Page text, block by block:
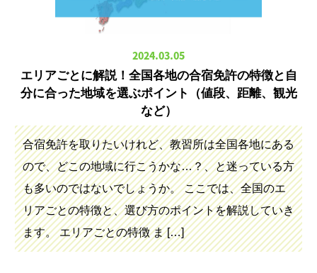
2024.03.05
エリアごとに解説！全国各地の合宿免許の特徴と自
分に合った地域を選ぶポイント（値段、距離、観光
など）
合宿免許を取りたいけれど、教習所は全国各地にある
ので、どこの地域に行こうかな…？、と迷っている方
も多いのではないでしょうか。 ここでは、全国のエ
リアごとの特徴と、選び方のポイントを解説していき
ます。 エリアごとの特徴 ま […]